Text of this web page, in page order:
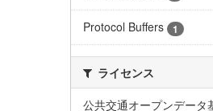
Protocol Buffers 1
ライセンス
公共交通オープンデータ